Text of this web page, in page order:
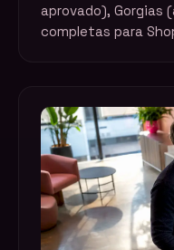
aprovado), Gorgias
completas para